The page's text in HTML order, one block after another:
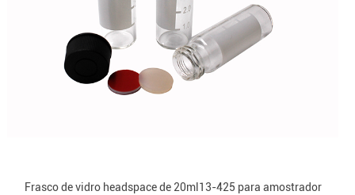
Frasco de vidro headspace de 20ml13-425 para amostrador